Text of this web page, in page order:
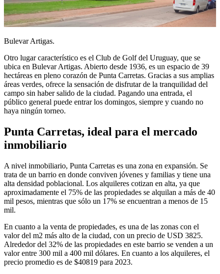
Bulevar Artigas.
Otro lugar característico es el Club de Golf del Uruguay, que se
ubica en Bulevar Artigas. Abierto desde 1936, es un espacio de 39
hectáreas en pleno corazón de Punta Carretas. Gracias a sus amplias
áreas verdes, ofrece la sensación de disfrutar de la tranquilidad del
campo sin haber salido de la ciudad. Pagando una entrada, el
público general puede entrar los domingos, siempre y cuando no
haya ningún torneo.
Punta Carretas, ideal para el mercado
inmobiliario
A nivel inmobiliario, Punta Carretas es una zona en expansión. Se
trata de un barrio en donde conviven jóvenes y familias y tiene una
alta densidad poblacional. Los alquileres cotizan en alta, ya que
aproximadamente el 75% de las propiedades se alquilan a más de 40
mil pesos, mientras que sólo un 17% se encuentran a menos de 15
mil.
En cuanto a la venta de propiedades, es una de las zonas con el
valor del m2 más alto de la ciudad, con un precio de USD 3825.
Alrededor del 32% de las propiedades en este barrio se venden a un
valor entre 300 mil a 400 mil dólares. En cuanto a los alquileres, el
precio promedio es de $40819 para 2023.